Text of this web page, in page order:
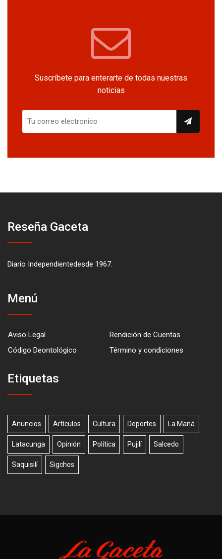
Suscríbete para enterarte de todas nuestras
noticias
Reseña Gaceta
Diario Independientedesde 1967.
Menú
Aviso Legal
Rendición de Cuentas
Código Deontológico
Término y condiciones
Etiquetas
Anuncios Artículos Cultura Deportes La Maná
Latacunga Opinión Política Pujilí Salcedo
Saquisilí Sigchos